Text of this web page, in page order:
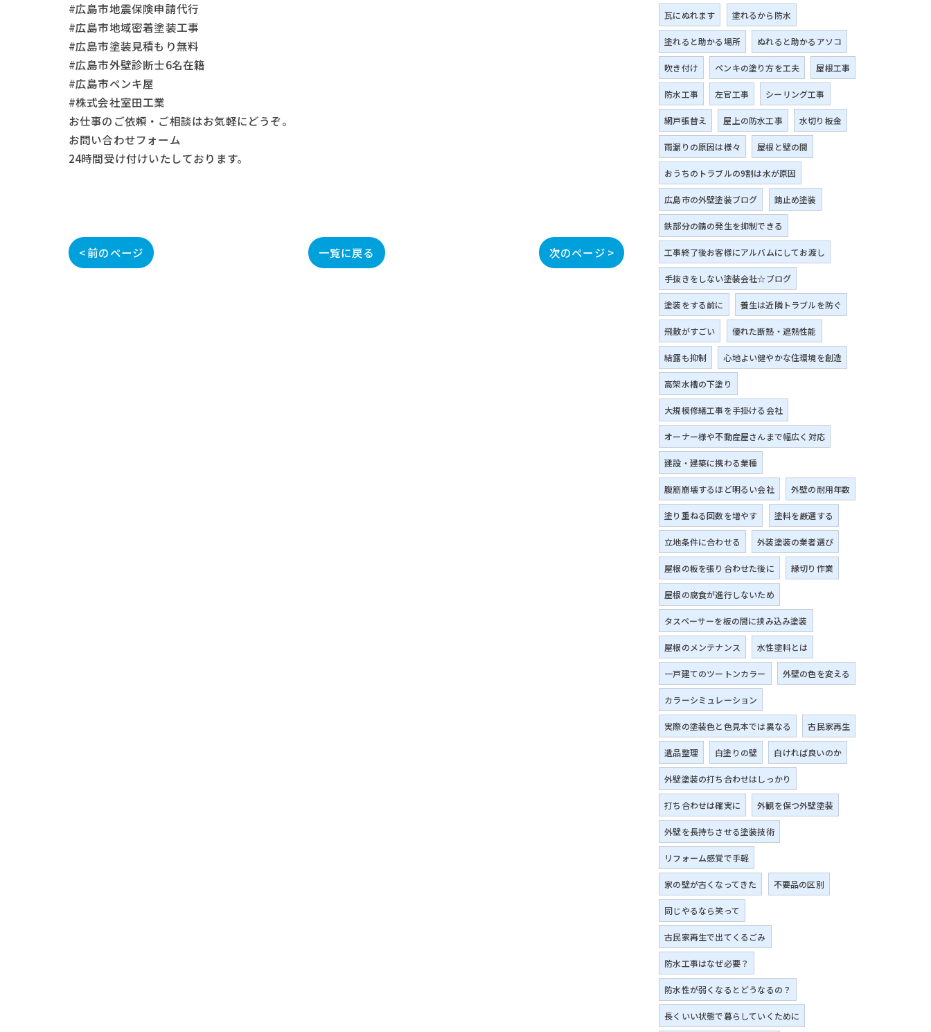
#広島市地震保険申請代行
#広島市地域密着塗装工事
#広島市塗装見積もり無料
#広島市外壁診断士6名在籍
#広島市ペンキ屋
#株式会社室田工業
お仕事の ご依頼・ご相談はお気軽にどうぞ。
お問い合わせフォーム
24時間受け付けいたしております。
< 前のページ 一覧に戻る 次のページ >
瓦にぬれます 塗れるから防水
塗れると助かる場所 ぬれると助かるアソコ
吹き付け ペンキの塗り方を工夫 屋根工事
防水工事 左官工事 シーリング工事
網戸張替え 屋上の防水工事 水切り板金
雨漏りの原因は様々 屋根と壁の間
おうちのトラブルの9割は水が原因
広島市の外壁塗装ブログ 錆止め塗装
鉄部分の錆の発生を抑制できる
工事終了後お客様にアルバムにしてお渡し
手抜きをしない塗装会社☆ブログ
塗装をする前に 養生は近隣トラブルを防ぐ
飛散がすごい 優れた断熱・遮熱性能
結露も抑制 心地よい健やかな住環境を創造
高架水槽の下塗り
大規模修繕工事を手掛ける会社
オーナー様や不動産屋さんまで幅広く対応
建設・建築に携わる業種
腹筋崩壊するほど明るい会社 外壁の耐用年数
塗り重ねる回数を増やす 塗料を厳選する
立地条件に合わせる 外装塗装の業者選び
屋根の板を張り合わせた後に 縁切り作業
屋根の腐食が進行しないため
タスペーサーを板の間に挟み込み塗装
屋根のメンテナンス 水性塗料とは
一戸建てのツートンカラー 外壁の色を変える
カラーシミュレーション
実際の塗装色と色見本では異なる 古民家再生
遺品整理 白塗りの壁 白ければ良いのか
外壁塗装の打ち合わせはしっかり
打ち合わせは確実に 外観を保つ外壁塗装
外壁を長持ちさせる塗装技術
リフォーム感覚で手軽
家の壁が古くなってきた 不要品の区別
同じやるなら笑って
古民家再生で出てくるごみ
防水工事はなぜ必要？
防水性が弱くなるとどうなるの？
長くいい状態で暮らしていくために